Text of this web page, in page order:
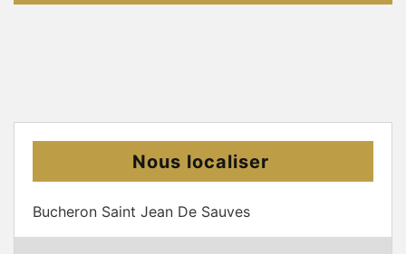
Nous localiser
Bucheron Saint Jean De Sauves